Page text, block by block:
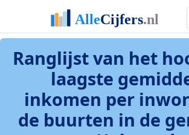
Ranglijst van het
laagste
inkomen per
de buurten in de